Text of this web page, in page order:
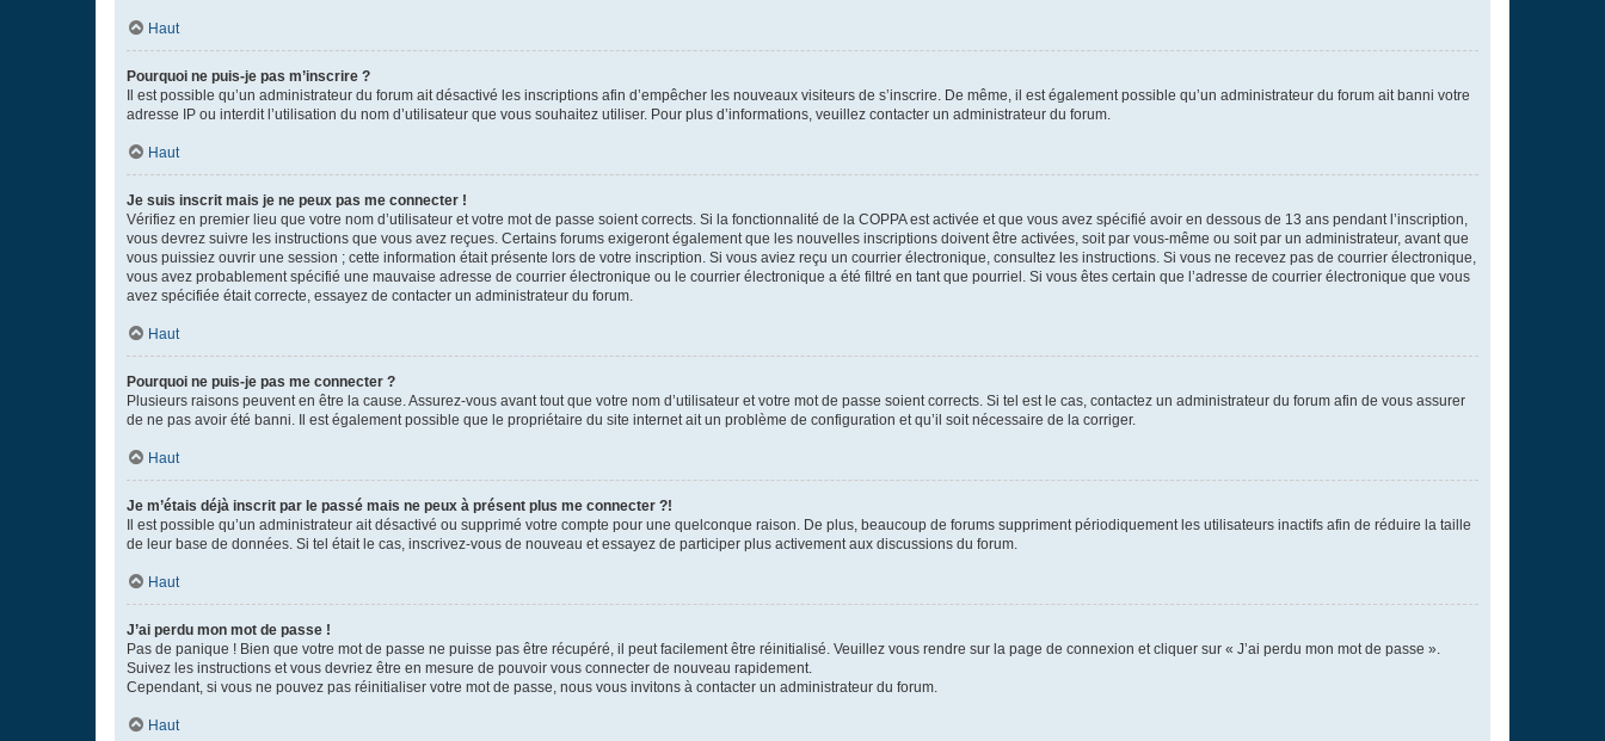
Haut
Pourquoi ne puis-je pas m’inscrire ?
Il est possible qu’un administrateur du forum ait désactivé les inscriptions afin d’empêcher les nouveaux visiteurs de s’inscrire. De même, il est également possible qu’un administrateur du forum ait banni votre
adresse IP ou interdit l’utilisation du nom d’utilisateur que vous souhaitez utiliser. Pour plus d’informations, veuillez contacter un administrateur du forum.
Haut
Je suis inscrit mais je ne peux pas me connecter !
Vérifiez en premier lieu que votre nom d’utilisateur et votre mot de passe soient corrects. Si la fonctionnalité de la COPPA est activée et que vous avez spécifié avoir en dessous de 13 ans pendant l’inscription,
vous devrez suivre les instructions que vous avez reçues. Certains forums exigeront également que les nouvelles inscriptions doivent être activées, soit par vous-même ou soit par un administrateur, avant que
vous puissiez ouvrir une session ; cette information était présente lors de votre inscription. Si vous aviez reçu un courrier électronique, consultez les instructions. Si vous ne recevez pas de courrier électronique,
vous avez probablement spécifié une mauvaise adresse de courrier électronique ou le courrier électronique a été filtré en tant que pourriel. Si vous êtes certain que l’adresse de courrier électronique que vous
avez spécifiée était correcte, essayez de contacter un administrateur du forum.
Haut
Pourquoi ne puis-je pas me connecter ?
Plusieurs raisons peuvent en être la cause. Assurez-vous avant tout que votre nom d’utilisateur et votre mot de passe soient corrects. Si tel est le cas, contactez un administrateur du forum afin de vous assurer
de ne pas avoir été banni. Il est également possible que le propriétaire du site internet ait un problème de configuration et qu’il soit nécessaire de la corriger.
Haut
Je m’étais déjà inscrit par le passé mais ne peux à présent plus me connecter ?!
Il est possible qu’un administrateur ait désactivé ou supprimé votre compte pour une quelconque raison. De plus, beaucoup de forums suppriment périodiquement les utilisateurs inactifs afin de réduire la taille
de leur base de données. Si tel était le cas, inscrivez-vous de nouveau et essayez de participer plus activement aux discussions du forum.
Haut
J’ai perdu mon mot de passe !
Pas de panique ! Bien que votre mot de passe ne puisse pas être récupéré, il peut facilement être réinitialisé. Veuillez vous rendre sur la page de connexion et cliquer sur « J’ai perdu mon mot de passe ».
Suivez les instructions et vous devriez être en mesure de pouvoir vous connecter de nouveau rapidement.
Cependant, si vous ne pouvez pas réinitialiser votre mot de passe, nous vous invitons à contacter un administrateur du forum.
Haut